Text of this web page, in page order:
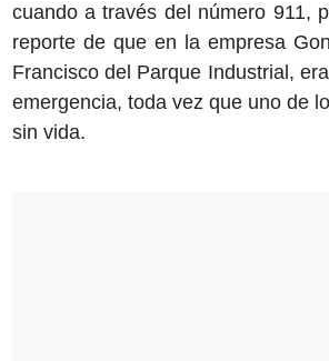
cuando a través del número 911,
reporte de que en la empresa
Francisco del Parque Industrial,
emergencia, toda vez que uno de
sin vida.